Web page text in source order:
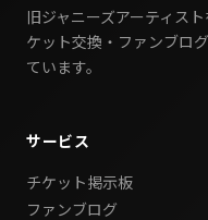
旧ジャニーズアーティス
ケット交換・ファンブロ
ています。
サービス
チケット掲示板
ファンブログ